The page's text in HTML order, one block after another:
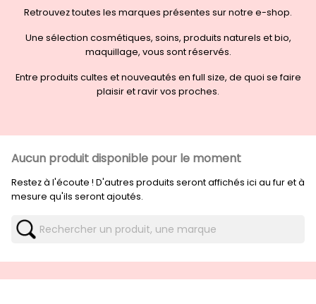
Retrouvez toutes les marques présentes sur notre e-shop.
Une sélection cosmétiques, soins, produits naturels et bio,
maquillage, vous sont réservés.
Entre produits cultes et nouveautés en full size, de quoi se faire
plaisir et ravir vos proches.
Aucun produit disponible pour le moment
Restez à l'écoute ! D'autres produits seront affichés ici au fur et à
mesure qu'ils seront ajoutés.